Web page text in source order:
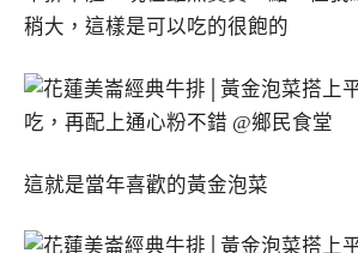
稍大，這樣是可以吃的很飽的
這就是當年喜歡的黃金泡菜